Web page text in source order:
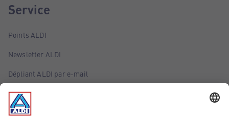
Service
Points ALDI
Newsletter ALDI
Dépliant ALDI par e-mail
Offres
Infos essentielles